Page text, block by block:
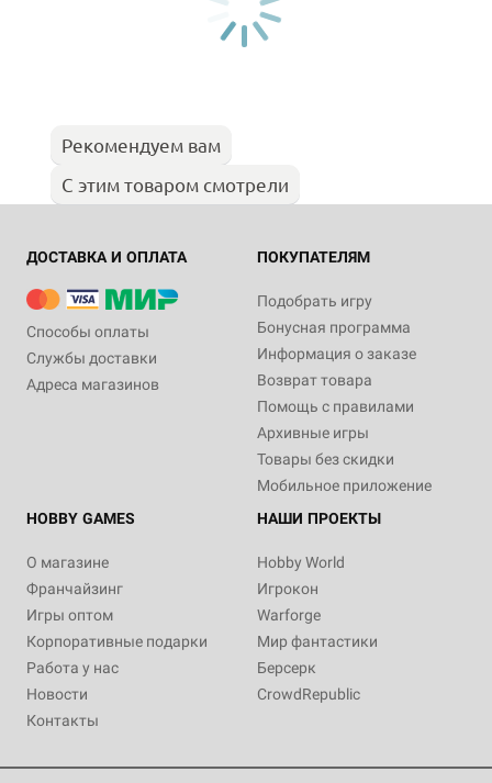
Рекомендуем вам
С этим товаром смотрели
ДОСТАВКА И ОПЛАТА
Способы оплаты
Службы доставки
Адреса магазинов
ПОКУПАТЕЛЯМ
Подобрать игру
Бонусная программа
Информация о заказе
Возврат товара
Помощь с правилами
Архивные игры
Товары без скидки
Мобильное приложение
HOBBY GAMES
О магазине
Франчайзинг
Игры оптом
Корпоративные подарки
Работа у нас
Новости
Контакты
НАШИ ПРОЕКТЫ
Hobby World
Игрокон
Warforge
Мир фантастики
Берсерк
CrowdRepublic